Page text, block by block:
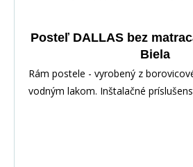
Posteľ DALLAS bez
Biela
Rám postele - vyrobený z
vodným lakom. Inštalačné